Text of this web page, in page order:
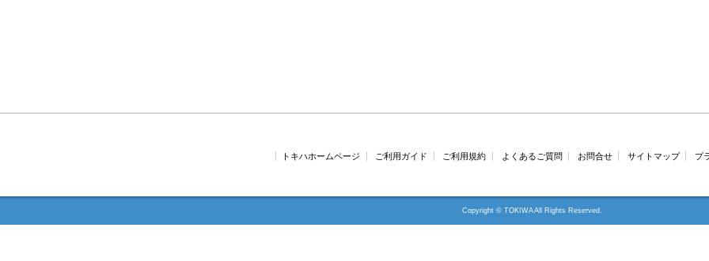
トキハホームページ ご利用ガイド ご利用規約 よくあるご質問 お問合せ サイトマップ プ
Copyright © TOKIWA All Rights Reserved.